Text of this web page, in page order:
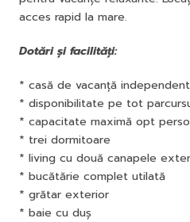
acces rapid la mare.
Dotări și facilități:
* casă de vacanță
* disponibilitate pe tot
* capacitate maximă opt
* trei dormitoare
* living cu două canapele
* bucătărie complet utilată
* grătar exterior
* baie cu duș